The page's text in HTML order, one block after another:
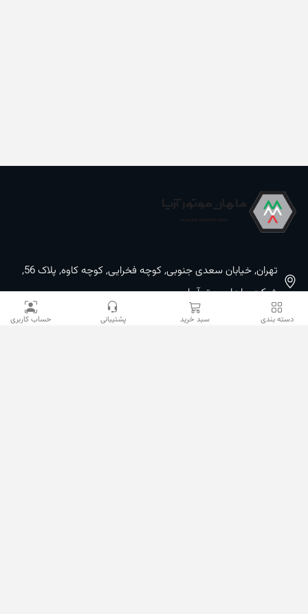
دسته بندی سبد خرید پشتیبانی حساب کاربری
تهران, خیابان سعدی جنوبی, کوچه فخرایی, کوچه کاوه, پلاک 56,
شرکت ماهان موتورآریا
09100533887 / 02133933400